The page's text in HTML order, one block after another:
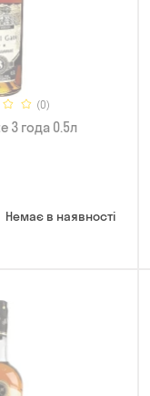
(0)
3 года 0.5л
Немає в наявності